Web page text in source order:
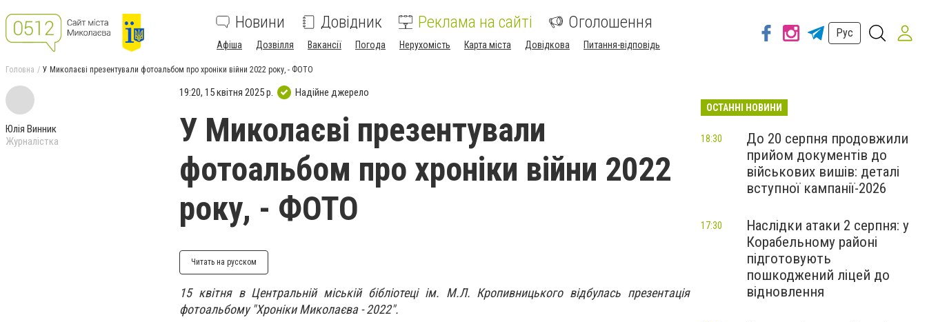
Новини Довідник Реклама на сайті Оголошення
Афіша Дозвілля Вакансії Погода Нерухомість Карта міста Довідкова Питання-відповідь
Рус
Головна У Миколаєві презентували фотоальбом про хроніки війни 2022 року, - ФОТО
Юлія Винник
Журналістка
19:20, 15 квітня 2025 р. Надійне джерело
У Миколаєві презентували
фотоальбом про хроніки війни 2022
року, - ФОТО
Читать на русском
15 квітня в Центральній міській бібліотеці ім. М.Л. Кропивницького відбулась презентація
фотоальбому "Хроніки Миколаєва - 2022".
ОСТАННІ НОВИНИ
До 20 серпня продовжили
прийом документів до
військових вишів: деталі
вступної кампанії-2026
18:30
Наслідки атаки 2 серпня: у
Корабельному районі
підготовують
пошкоджений ліцей до
відновлення
17:30